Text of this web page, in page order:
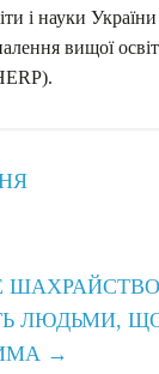
і науки
вищої
ЛЮДЬМИ,
→